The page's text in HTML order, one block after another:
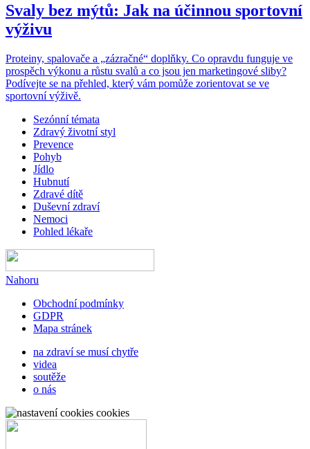
Svaly bez mýtů: Jak na účinnou sportovní
výživu
Proteiny, spalovače a „zázračné“ doplňky. Co opravdu funguje ve
prospěch výkonu a růstu svalů a co jsou jen marketingové sliby?
Podívejte se na přehled, který vám pomůže zorientovat se ve
sportovní výživě.
Sezónní témata
Zdravý životní styl
Prevence
Pohyb
Jídlo
Hubnutí
Zdravé dítě
Duševní zdraví
Nemoci
Pohled lékaře
Nahoru
Obchodní podmínky
GDPR
Mapa stránek
na zdraví se musí chytře
videa
soutěže
o nás
cookies